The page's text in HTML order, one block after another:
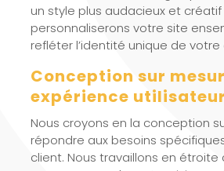
un style plus audacieux et créatif
personnaliserons votre site
refléter l’identité unique de votre
Conception sur
expérience
Nous croyons en la conception
répondre aux besoins
client. Nous travaillons en